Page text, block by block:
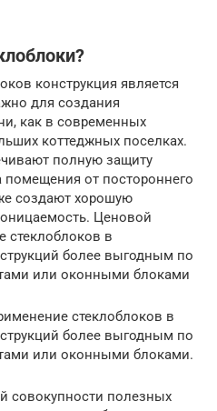
конструкция является
для создания
как в современных
коттеджных поселках.
полную защиту
помещения от постороннего
создают хорошую
Ценовой
стеклоблоков в
более выгодным по
или оконными блоками
стеклоблоков в
более выгодным по
или оконными блоками.
совокупности полезных